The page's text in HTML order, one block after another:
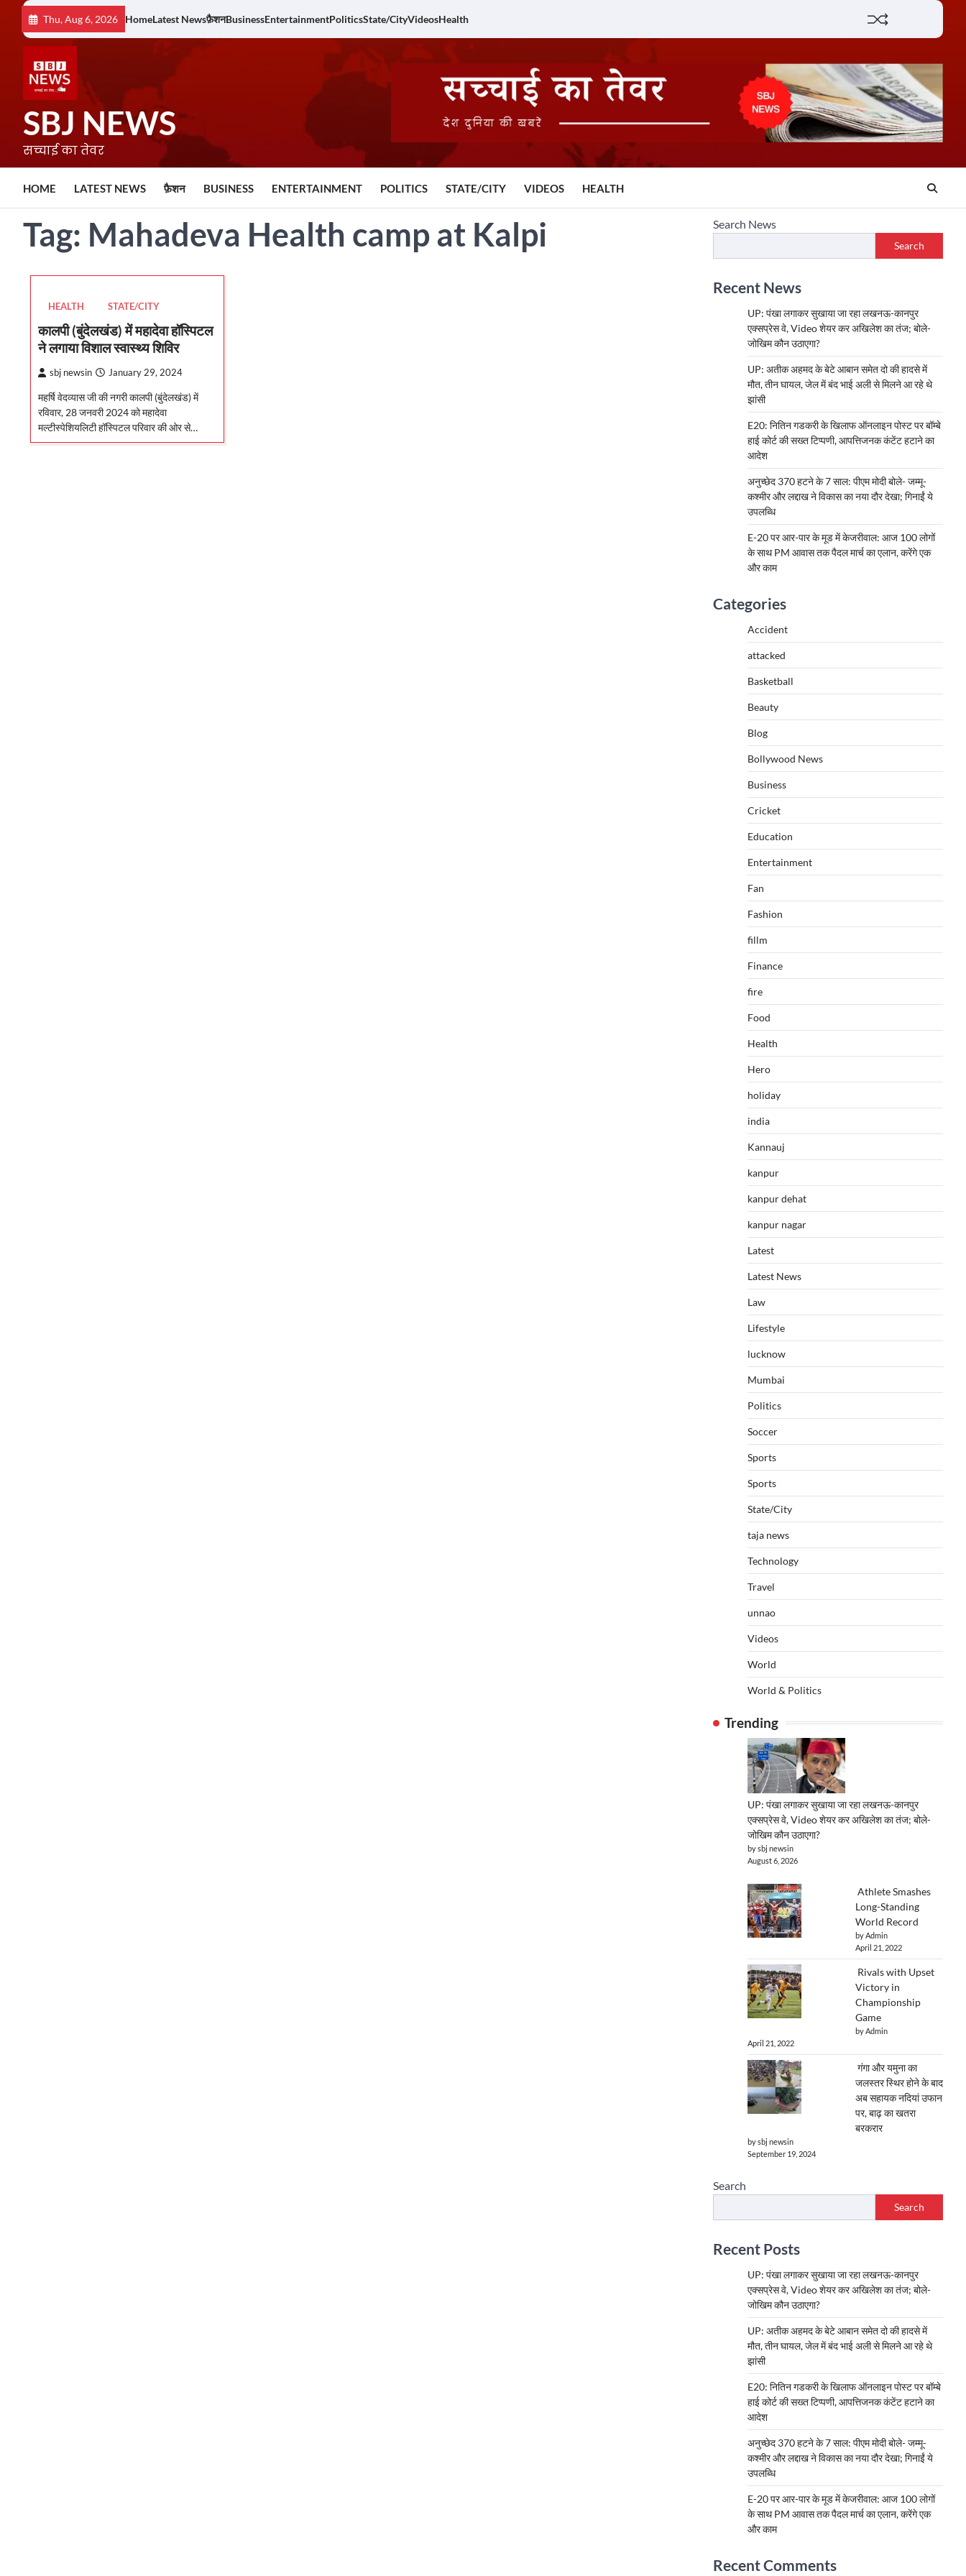
content
Thu, Aug 6, 2026 HomeLatest Newsफ़ैशनBusinessEntertainmentPoliticsState/CityVideosHealth
SBJ NEWS
सच्चाई का तेवर
HOME LATEST NEWS फ़ैशन BUSINESS ENTERTAINMENT POLITICS STATE/CITY VIDEOS HEALTH
Tag: Mahadeva Health camp at Kalpi
HEALTH STATE/CITY
कालपी (बुंदेलखंड) में महादेवा हॉस्पिटल
ने लगाया विशाल स्वास्थ्य शिविर
sbj newsin January 29, 2024
महर्षि वेदव्यास जी की नगरी कालपी (बुंदेलखंड) में
रविवार, 28 जनवरी 2024 को महादेवा
मल्टीस्पेशियलिटी हॉस्पिटल परिवार की ओर से…
Search News
Search
Recent News
UP: पंखा लगाकर सुखाया जा रहा लखनऊ-कानपुर
एक्सप्रेस वे, Video शेयर कर अखिलेश का तंज; बोले-
जोखिम कौन उठाएगा?
UP: अतीक अहमद के बेटे आबान समेत दो की हादसे में
मौत, तीन घायल, जेल में बंद भाई अली से मिलने आ रहे थे
झांसी
E20: नितिन गडकरी के खिलाफ ऑनलाइन पोस्ट पर बॉम्बे
हाई कोर्ट की सख्त टिप्पणी, आपत्तिजनक कंटेंट हटाने का
आदेश
अनुच्छेद 370 हटने के 7 साल: पीएम मोदी बोले- जम्मू-
कश्मीर और लद्दाख ने विकास का नया दौर देखा; गिनाईं ये
उपलब्धि
E-20 पर आर-पार के मूड में केजरीवाल: आज 100 लोगों
के साथ PM आवास तक पैदल मार्च का एलान, करेंगे एक
और काम
Categories
Accident
attacked
Basketball
Beauty
Blog
Bollywood News
Business
Cricket
Education
Entertainment
Fan
Fashion
fillm
Finance
fire
Food
Health
Hero
holiday
india
Kannauj
kanpur
kanpur dehat
kanpur nagar
Latest
Latest News
Law
Lifestyle
lucknow
Mumbai
Politics
Soccer
Sports
Sports
State/City
taja news
Technology
Travel
unnao
Videos
World
World & Politics
Trending
UP: पंखा लगाकर सुखाया जा रहा लखनऊ-कानपुर
एक्सप्रेस वे, Video शेयर कर अखिलेश का तंज; बोले-
जोखिम कौन उठाएगा?
by sbj newsin
August 6, 2026
Athlete Smashes
Long-Standing
World Record
by Admin
April 21, 2022
Rivals with Upset
Victory in
Championship
Game
by Admin
April 21, 2022
गंगा और यमुना का
जलस्तर स्थिर होने के बाद
अब सहायक नदियां उफान
पर, बाढ़ का खतरा
बरकरार
by sbj newsin
September 19, 2024
Search
Search
Recent Posts
UP: पंखा लगाकर सुखाया जा रहा लखनऊ-कानपुर
एक्सप्रेस वे, Video शेयर कर अखिलेश का तंज; बोले-
जोखिम कौन उठाएगा?
UP: अतीक अहमद के बेटे आबान समेत दो की हादसे में
मौत, तीन घायल, जेल में बंद भाई अली से मिलने आ रहे थे
झांसी
E20: नितिन गडकरी के खिलाफ ऑनलाइन पोस्ट पर बॉम्बे
हाई कोर्ट की सख्त टिप्पणी, आपत्तिजनक कंटेंट हटाने का
आदेश
अनुच्छेद 370 हटने के 7 साल: पीएम मोदी बोले- जम्मू-
कश्मीर और लद्दाख ने विकास का नया दौर देखा; गिनाईं ये
उपलब्धि
E-20 पर आर-पार के मूड में केजरीवाल: आज 100 लोगों
के साथ PM आवास तक पैदल मार्च का एलान, करेंगे एक
और काम
Recent Comments